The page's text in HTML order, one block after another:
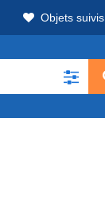
Objets suivis